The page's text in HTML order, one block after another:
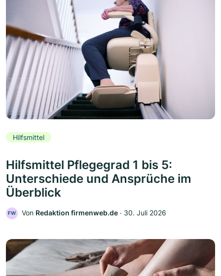
Hilfsmittel
Hilfsmittel Pflegegrad 1 bis 5:
Unterschiede und Ansprüche im
Überblick
FW Von Redaktion firmenweb.de ‧ 30. Juli 2026